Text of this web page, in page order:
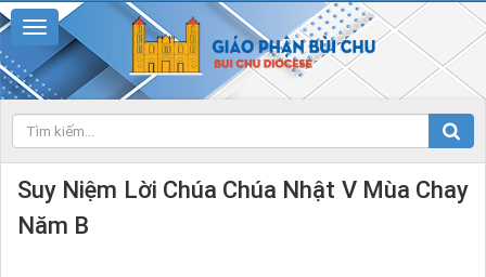
Suy Niệm Lời Chúa Chúa Nhật V Mùa Chay
Năm B